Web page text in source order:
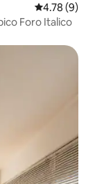
Calificación
4.78 (9)
Foro Italico